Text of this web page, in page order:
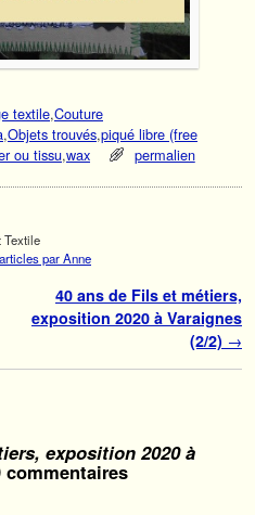
textile,Couture
,Objets trouvés,piqué libre (free
ou tissu,wax permalien
Textile
par Anne
40 ans de Fils et métiers,
exposition 2020 à Varaignes
(2/2) →
exposition 2020 à